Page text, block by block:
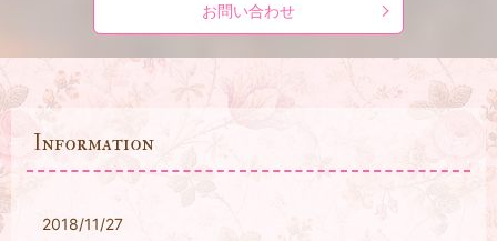
お問い合わせ
Information
2018/11/27